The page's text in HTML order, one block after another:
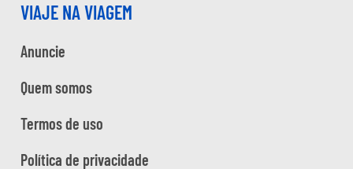
VIAJE NA VIAGEM
Anuncie
Quem somos
Termos de uso
Política de privacidade